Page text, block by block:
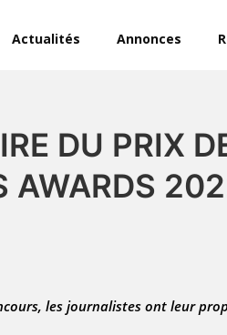
Actualités Annonces
DU PRIX
AWARDS
les journalistes ont leur